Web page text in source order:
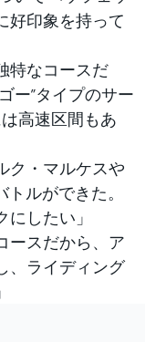
好印象を持って
特なコースだ
ー”タイプのサー
高速区間もあ
ク・マルケスや
ルができた。
したい」
ースだから、ア
、ライディング